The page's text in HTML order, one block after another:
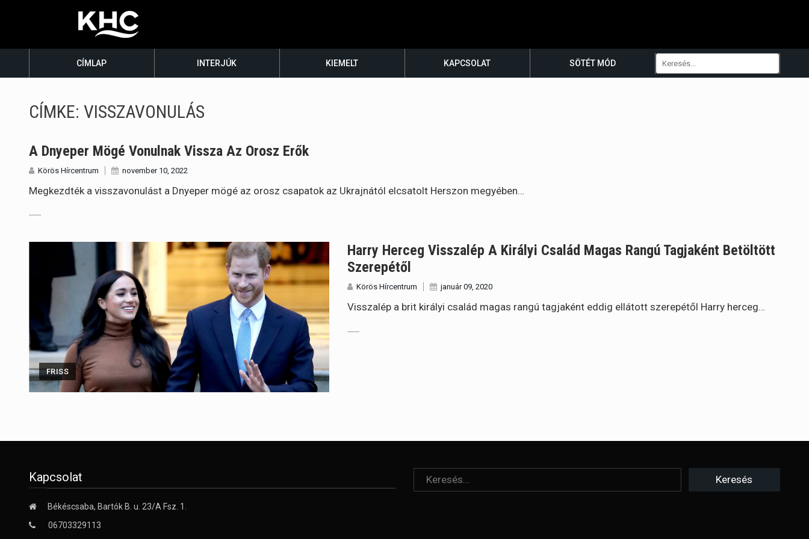
CÍMLAP INTERJÚK KIEMELT KAPCSOLAT SÖTÉT MÓD
CÍMKE: VISSZAVONULÁS
A Dnyeper Mögé Vonulnak Vissza Az Orosz Erők
Körös Hírcentrum november 10, 2022
Megkezdték a visszavonulást a Dnyeper mögé az orosz csapatok az Ukrajnától elcsatolt Herszon megyében…
FRISS
Harry Herceg Visszalép A Királyi Család Magas Rangú Tagjaként Betöltött
Szerepétől
Körös Hírcentrum január 09, 2020
Visszalép a brit királyi család magas rangú tagjaként eddig ellátott szerepétől Harry herceg…
Kapcsolat
Békéscsaba, Bartók B. u. 23/A Fsz. 1.
06703329113